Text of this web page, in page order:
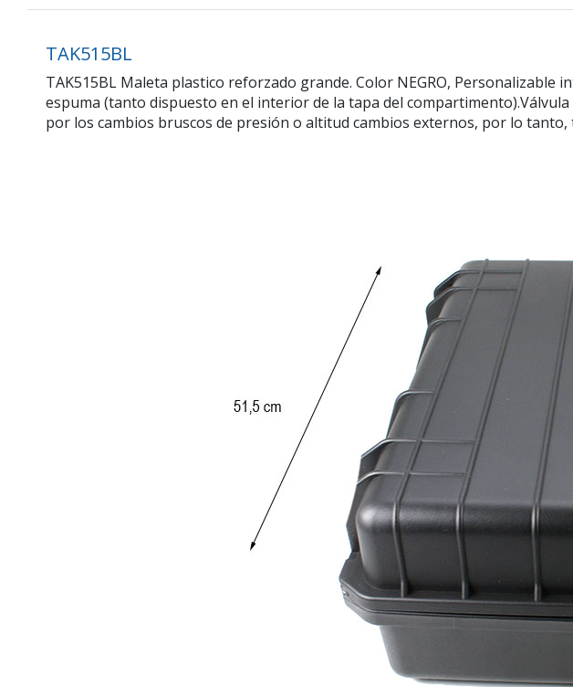
TAK515BL
TAK515BL Maleta plastico reforzado grande. Color NEGRO,
espuma (tanto dispuesto en el interior de la tapa del
por los cambios bruscos de presión o altitud cambios externos, por lo